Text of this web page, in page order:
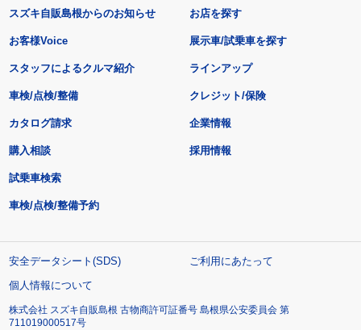
スズキ自販島根からのお知らせ
お客様Voice
スタッフによるクルマ紹介
お店を探す
展示車/試乗車を探す
ラインアップ
車検/点検/整備 クレジット/保険
カタログ請求
購入相談
試乗車検索
車検/点検/整備予約
企業情報
採用情報
安全データシート(SDS)
ご利用にあたって
個人情報について
株式会社 スズキ自販島根 古物商許可証番号 島根県公安委員会 第
711019000517号